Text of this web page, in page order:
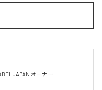
JAPAN オーナー